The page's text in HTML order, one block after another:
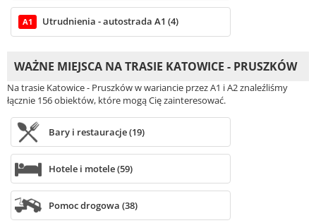
A1 Utrudnienia - autostrada A1 (4)
WAŻNE MIEJSCA NA TRASIE KATOWICE - PRUSZKÓW
Na trasie Katowice - Pruszków w wariancie przez A1 i A2 znaleźliśmy
łącznie 156 obiektów, które mogą Cię zainteresować.
Bary i restauracje (19)
Hotele i motele (59)
Pomoc drogowa (38)